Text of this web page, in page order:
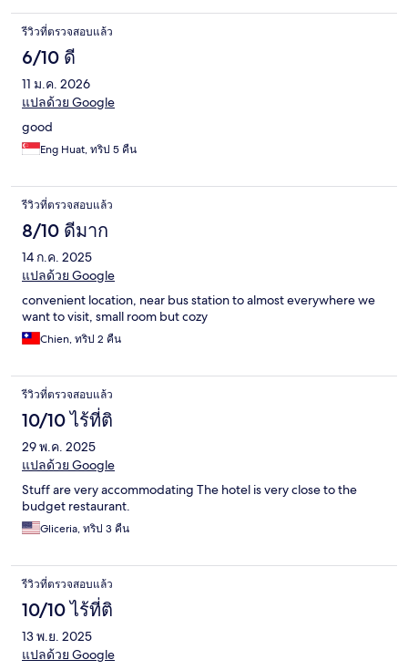
รีวิวที่ตรวจสอบแล้ว
6/10 ดี
11 ม.ค. 2026
แปลด้วย Google
good
Eng Huat, ทริป 5 คืน
รีวิวที่ตรวจสอบแล้ว
8/10 ดีมาก
14 ก.ค. 2025
แปลด้วย Google
convenient location, near bus station to almost everywhere we
want to visit, small room but cozy
Chien, ทริป 2 คืน
รีวิวที่ตรวจสอบแล้ว
10/10 ไร้ที่ติ
29 พ.ค. 2025
แปลด้วย Google
Stuff are very accommodating The hotel is very close to the
budget restaurant.
Gliceria, ทริป 3 คืน
รีวิวที่ตรวจสอบแล้ว
10/10 ไร้ที่ติ
13 พ.ย. 2025
แปลด้วย Google